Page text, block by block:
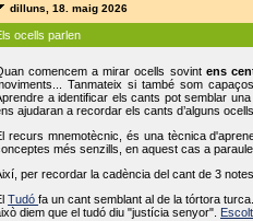
dilluns, 18. maig 2026
ocells parlen
comencem a mirar ocells sovint ens
Tanmateix si també som
a identificar els cants pot semblar
ajudaran a recordar els cants d’alguns
recurs mnemotècnic, és una tècnica
més senzills, en aquest cas a
per recordar la cadència del cant de 3
Tudófa un cant semblant al de la tórtora
diem que el tudó diu "justícia senyor".